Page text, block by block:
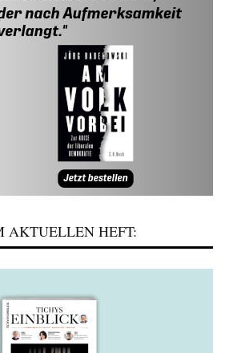
AKTUELLEN HEFT: